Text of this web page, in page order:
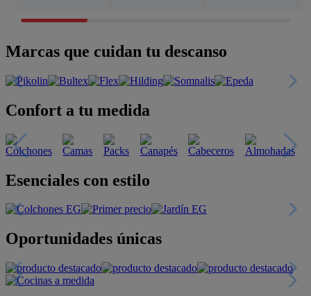
Marcas que cuidan tu descanso
Confort a tu medida
Esenciales con estilo
Oportunidades únicas